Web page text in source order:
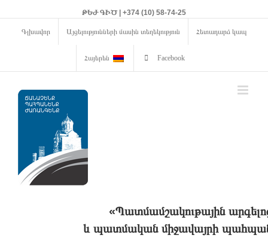
ԹԵԺ ԳԻԾ | +374 (10) 58-74-25
Գլխավոր Այցելությունների մասին տեղեկություն Հետադարձ կապ
Հայերեն Facebook
«Պատմամշակութային
և պատմական միջավայրի